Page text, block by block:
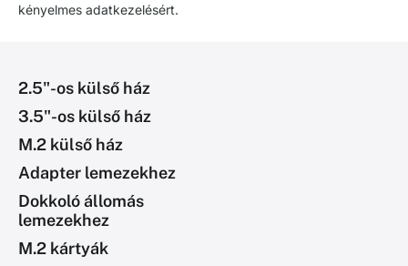
kényelmes adatkezelésért.
2.5"-os külső ház
3.5"-os külső ház
M.2 külső ház
Adapter lemezekhez
Dokkoló állomás
lemezekhez
M.2 kártyák